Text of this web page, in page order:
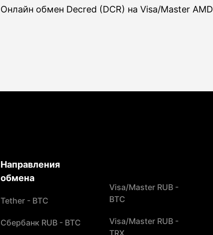
Онлайн обмен Decred (DCR) на Visa/Master AMD
Направления
обмена
Tether - BTC
Сбербанк RUB - BTC
Visa/Master RUB -
BTC
Visa/Master RUB -
TRX